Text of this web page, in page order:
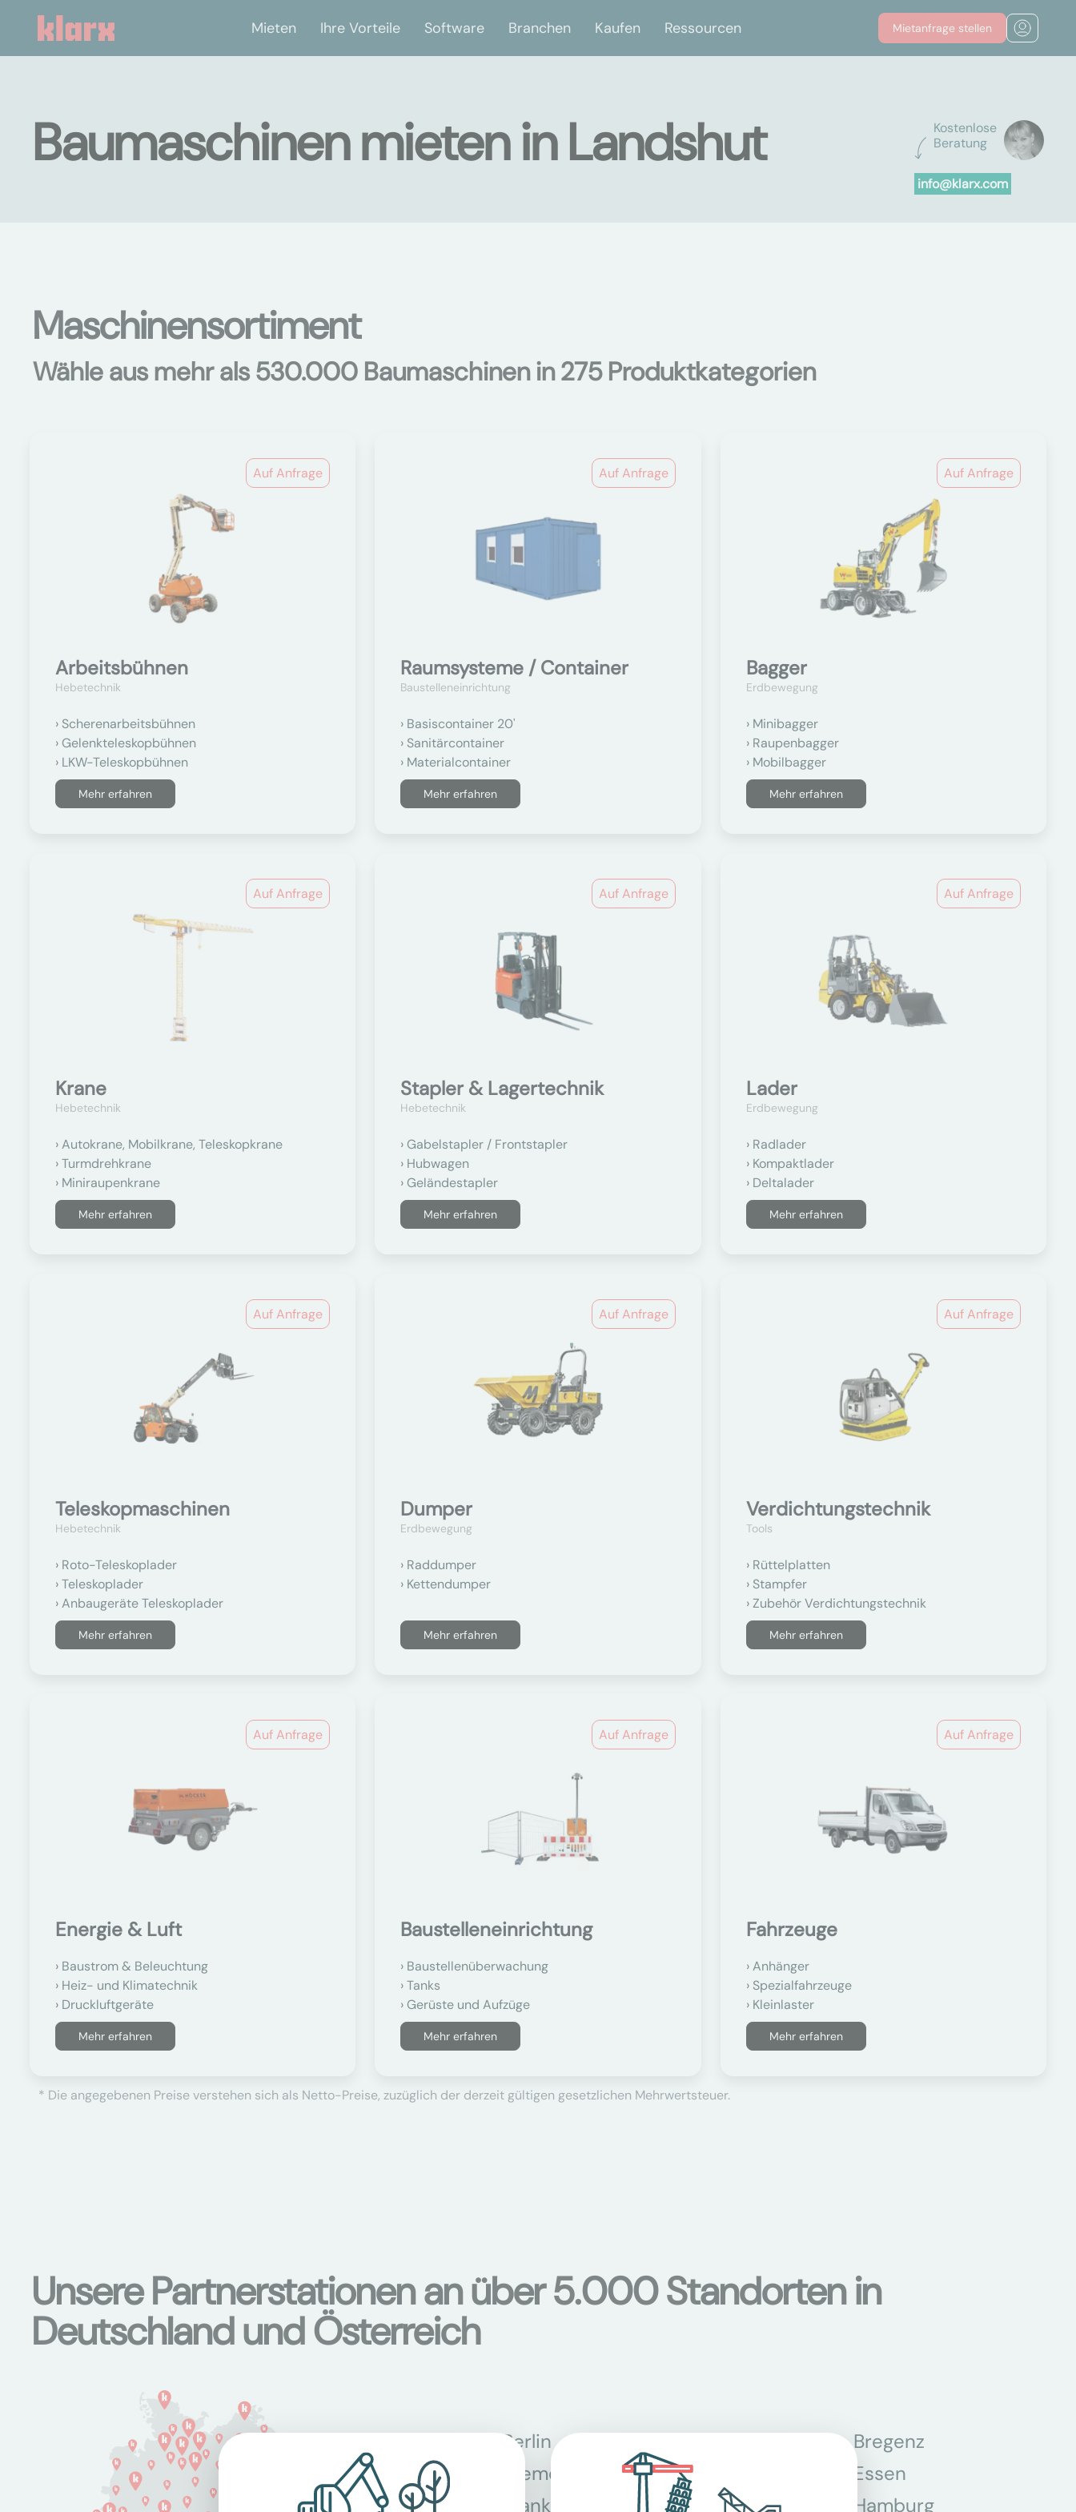
Mieten Ihre Vorteile Software Branchen Kaufen Ressourcen Mietanfrage stellen
Kostenlose
Beratung
info@klarx.com
Baumaschinen mieten in Landshut
Maschinensortiment
Wähle aus mehr als 530.000 Baumaschinen in 275 Produktkategorien
Auf Anfrage
Arbeitsbühnen
Hebetechnik
Scherenarbeitsbühnen
Gelenkteleskopbühnen
LKW-Teleskopbühnen
Mehr erfahren
Auf Anfrage
Raumsysteme / Container
Baustelleneinrichtung
Basiscontainer 20'
Sanitärcontainer
Materialcontainer
Mehr erfahren
Auf Anfrage
Bagger
Erdbewegung
Minibagger
Raupenbagger
Mobilbagger
Mehr erfahren
Auf Anfrage
Krane
Hebetechnik
Autokrane, Mobilkrane, Teleskopkrane
Turmdrehkrane
Miniraupenkrane
Mehr erfahren
Auf Anfrage
Stapler & Lagertechnik
Hebetechnik
Gabelstapler / Frontstapler
Hubwagen
Geländestapler
Mehr erfahren
Auf Anfrage
Lader
Erdbewegung
Radlader
Kompaktlader
Deltalader
Mehr erfahren
Auf Anfrage
Teleskopmaschinen
Hebetechnik
Roto-Teleskoplader
Teleskoplader
Anbaugeräte Teleskoplader
Mehr erfahren
Auf Anfrage
Dumper
Erdbewegung
Raddumper
Kettendumper
Mehr erfahren
Auf Anfrage
Verdichtungstechnik
Tools
Rüttelplatten
Stampfer
Zubehör Verdichtungstechnik
Mehr erfahren
Auf Anfrage
Energie & Luft
Baustrom & Beleuchtung
Heiz- und Klimatechnik
Druckluftgeräte
Mehr erfahren
Auf Anfrage
Baustelleneinrichtung
Baustellenüberwachung
Tanks
Gerüste und Aufzüge
Mehr erfahren
Auf Anfrage
Fahrzeuge
Anhänger
Spezialfahrzeuge
Kleinlaster
Mehr erfahren
* Die angegebenen Preise verstehen sich als Netto-Preise, zuzüglich der derzeit gültigen gesetzlichen Mehrwertsteuer.
Unsere Partnerstationen an über 5.000 Standorten in
Deutschland und Österreich
Berlin Bonn
Bregenz
Bremen
Dortmund
Essen
Frankfurt am
Graz Hamburg